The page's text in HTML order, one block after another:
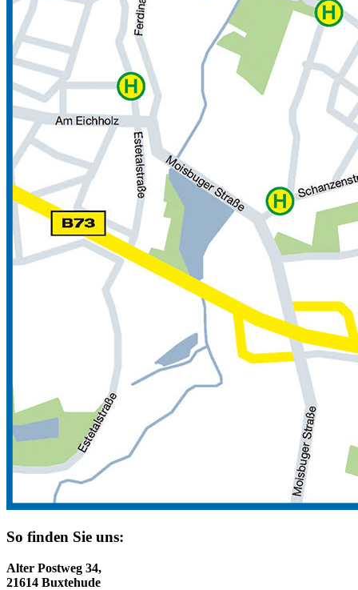
So finden Sie uns:
Alter Postweg 34,
21614 Buxtehude